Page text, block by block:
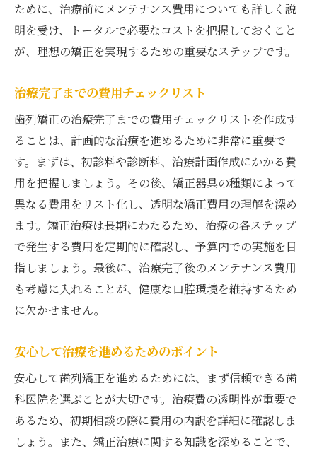
ために、治療前にメンテナンス費用についても詳しく説
明を受け、トータルで必要なコストを把握しておくこと
が、理想の矯正を実現するための重要なステップです。
治療完了までの費用チェックリスト
歯列矯正の治療完了までの費用チェックリストを作成す
ることは、計画的な治療を進めるために非常に重要で
す。まずは、初診料や診断料、治療計画作成にかかる費
用を把握しましょう。その後、矯正器具の種類によって
異なる費用をリスト化し、透明な矯正費用の理解を深め
ます。矯正治療は長期にわたるため、治療の各ステップ
で発生する費用を定期的に確認し、予算内での実施を目
指しましょう。最後に、治療完了後のメンテナンス費用
も考慮に入れることが、健康な口腔環境を維持するため
に欠かせません。
安心して治療を進めるためのポイント
安心して歯列矯正を進めるためには、まず信頼できる歯
科医院を選ぶことが大切です。治療費の透明性が重要で
あるため、初期相談の際に費用の内訳を詳細に確認しま
しょう。また、矯正治療に関する知識を深めることで、